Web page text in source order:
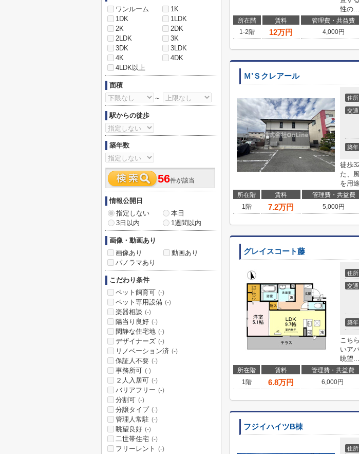
性の...
所在階 賃料 管理費・共益費
1-2階
12万円 4,000円
Ｍ’Ｓクレアール
住所
交通
築年
徒歩
た、
を用
所在階 賃料 管理費・共益費
1階
7.2万円 5,000円
グレイスコート藤
住所
交通
築年
こち
いア
眺望...
所在階 賃料 管理費・共益費
1階
6.8万円 6,000円
フジイハイツB棟
住所
ワンルーム
1K
1DK
1LDK
2K
2DK
2LDK
3K
3DK
3LDK
4K
4DK
4LDK以上
面積
～
駅からの徒歩
築年数
56件が該当
情報公開日
指定しない
本日
3日以内
1週間以内
画像・動画あり
画像あり
動画あり
パノラマあり
こだわり条件
ペット飼育可 (-)
ペット専用設備 (-)
楽器相談 (-)
陽当り良好 (-)
閑静な住宅地 (-)
デザイナーズ (-)
リノベーション済 (-)
保証人不要 (-)
事務所可 (-)
２人入居可 (-)
バリアフリー (-)
分割可 (-)
分譲タイプ (-)
管理人常駐 (-)
眺望良好 (-)
二世帯住宅 (-)
フリーレント (-)